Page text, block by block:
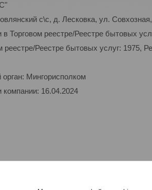
с\с, д. Лесковка, ул.
в Торговом реестре/Реестре бытовых
реестре/Реестре бытовых услуг: 1975,
орган: Мингорисполком
компании: 16.04.2024